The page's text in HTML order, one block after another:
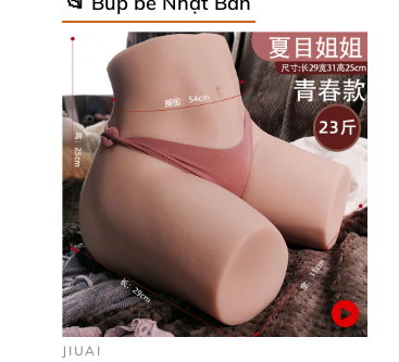
Kết cấu tĩnh mạch: 500.000đ
Phiên bản Full Silicone
JIUAI